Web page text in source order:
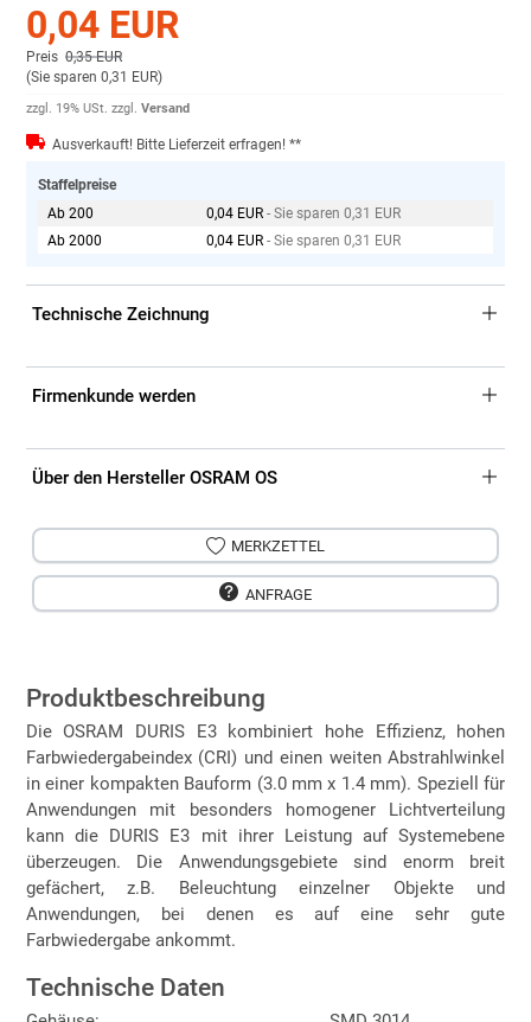
0,04 EUR
Preis 0,35 EUR
(Sie sparen 0,31 EUR)
zzgl. 19% USt. zzgl. Versand
Ausverkauft! Bitte Lieferzeit erfragen! **
Staffelpreise
Ab 200
0,04 EUR - Sie sparen 0,31 EUR
Ab 2000
0,04 EUR - Sie sparen 0,31 EUR
Technische Zeichnung
Firmenkunde werden
Über den Hersteller OSRAM OS
MERKZETTEL
ANFRAGE
Produktbeschreibung
Die OSRAM DURIS E3 kombiniert hohe Effizienz, hohen
Farbwiedergabeindex (CRI) und einen weiten Abstrahlwinkel
in einer kompakten Bauform (3.0 mm x 1.4 mm). Speziell für
Anwendungen mit besonders homogener Lichtverteilung
kann die DURIS E3 mit ihrer Leistung auf Systemebene
überzeugen. Die Anwendungsgebiete sind enorm breit
gefächert, z.B. Beleuchtung einzelner Objekte und
Anwendungen, bei denen es auf eine sehr gute
Farbwiedergabe ankommt.
Technische Daten